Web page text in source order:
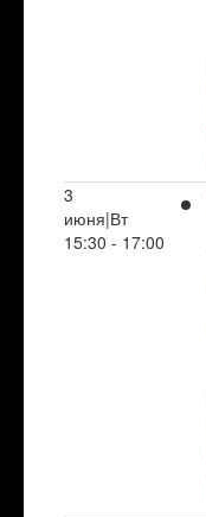
3
июня|Вт
15:30 - 17:00